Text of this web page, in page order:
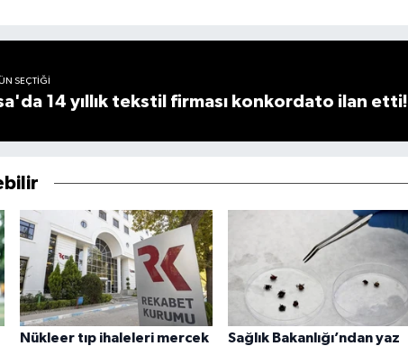
SEÇTIĞI
14 yıllık tekstil firması konkordato ilan etti!
Nükleer tıp ihaleleri mercek
Sağlık Bakanlığı’ndan yaz